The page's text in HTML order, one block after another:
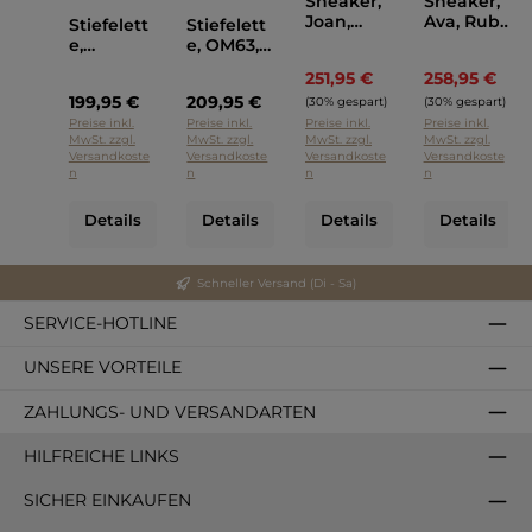
Stiefelett
e,
199,95 €
Preise inkl.
MwSt. zzgl.
Versandkoste
n
Details
Stiefelett
e, OM63,
Schwarz
209,95 €
Preise inkl.
MwSt. zzgl.
Versandkoste
n
Details
Joan,
251,95 €
Regulärer Preis:
(30% gespart)
Preise inkl.
MwSt. zzgl.
Versandkoste
n
Details
Ava, Rubi
258,95 €
(30% gespart)
Preise inkl.
MwSt. zzgl.
Versandkoste
n
Details
Schneller Versand (Di - Sa)
SERVICE-HOTLINE
UNSERE VORTEILE
ZAHLUNGS- UND VERSANDARTEN
HILFREICHE LINKS
SICHER EINKAUFEN